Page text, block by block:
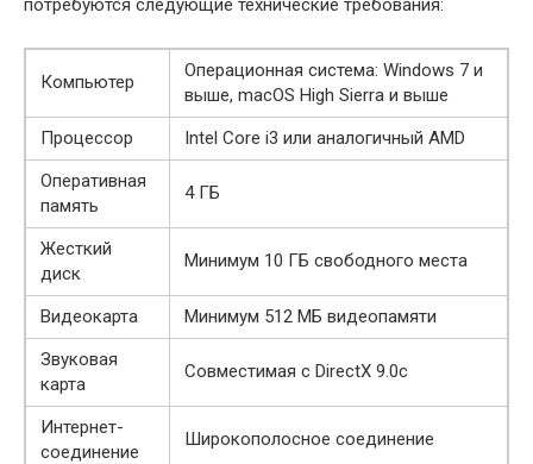
потребуются следующие технические требования:
Компьютер
Операционная система: Windows 7 и
выше, macOS High Sierra и выше
Процессор
Intel Core i3 или аналогичный AMD
Оперативная
память
4 ГБ
Жесткий
диск
Минимум 10 ГБ свободного места
Видеокарта
Минимум 512 МБ видеопамяти
Звуковая
карта
Совместимая с DirectX 9.0c
Интернет-
соединение
Широкополосное соединение